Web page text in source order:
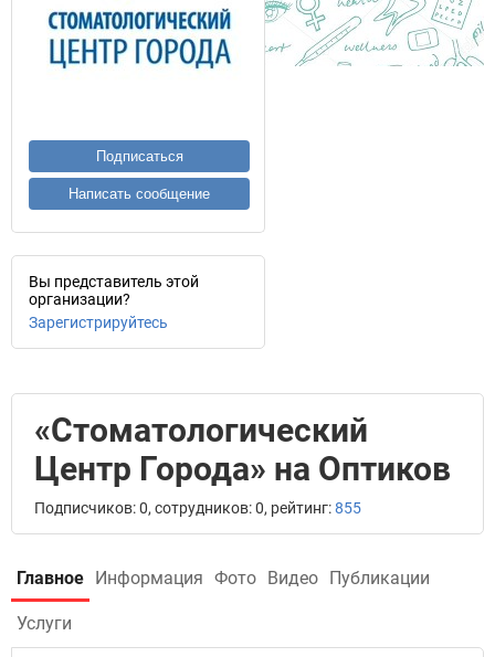
Подписаться
Написать сообщение
Вы представитель этой
организации?
Зарегистрируйтесь
«Стоматологический
Центр Города» на Оптиков
Подписчиков: 0, сотрудников: 0, рейтинг:855
Главное Информация Фото Видео Публикации
Услуги